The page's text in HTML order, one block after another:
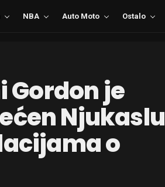
NBA Auto Moto Ostalo
Gordon je
Njukaslu
o